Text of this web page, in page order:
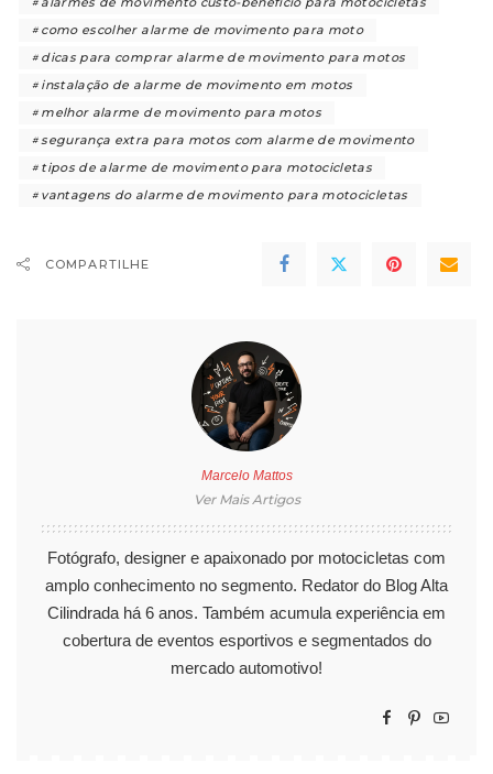
como escolher alarme de movimento para moto
dicas para comprar alarme de movimento para motos
instalação de alarme de movimento em motos
melhor alarme de movimento para motos
segurança extra para motos com alarme de movimento
tipos de alarme de movimento para motocicletas
vantagens do alarme de movimento para motocicletas
COMPARTILHE
Marcelo Mattos
Ver Mais Artigos
Fotógrafo, designer e apaixonado por motocicletas com
amplo conhecimento no segmento. Redator do Blog Alta
Cilindrada há 6 anos. Também acumula experiência em
cobertura de eventos esportivos e segmentados do
mercado automotivo!